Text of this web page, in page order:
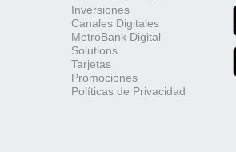
Inversiones
Canales Digitales
MetroBank Digital
Solutions
Tarjetas
Promociones
Políticas de Privacidad